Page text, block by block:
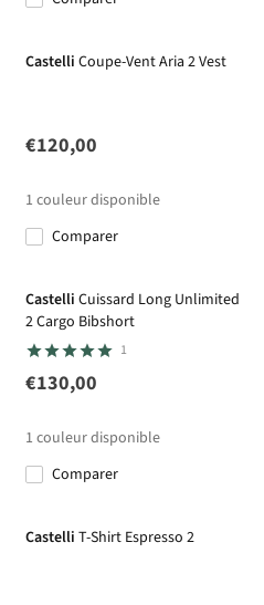
Castelli Coupe-Vent Aria 2 Vest
€120,00
1 couleur disponible
Comparer
Castelli Cuissard Long Unlimited
2 Cargo Bibshort
1
€130,00
1 couleur disponible
Comparer
Castelli T-Shirt Espresso 2